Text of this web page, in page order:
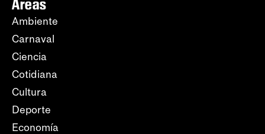
Áreas
Ambiente
Carnaval
Ciencia
Cotidiana
Cultura
Deporte
Economía